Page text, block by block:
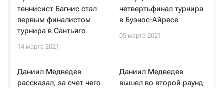
теннисист Багнис стал
первым финалистом
турнира в Сантьяго
14 марта 2021
четвертьфинал турнира
в Буэнос-Айресе
05 марта 2021
Даниил Медведев
рассказал, за счет чего
Даниил Медведев
вышел во второй раунд